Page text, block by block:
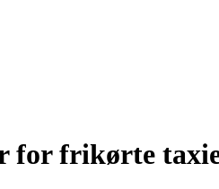
for frikørte